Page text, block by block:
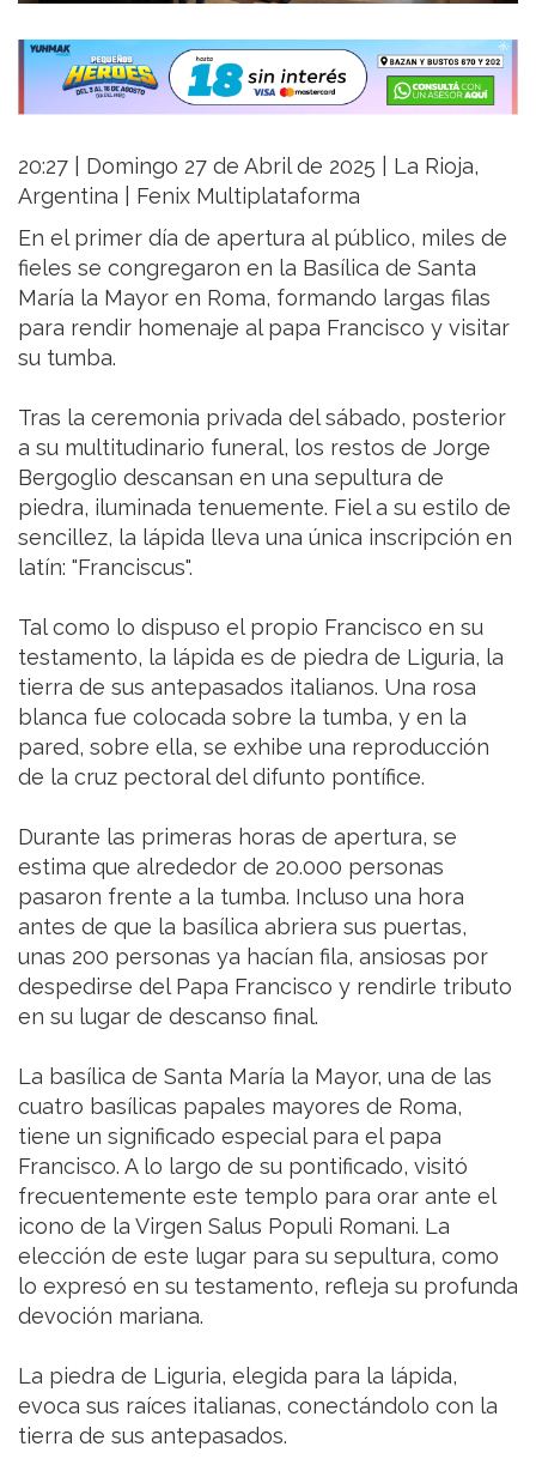
20:27 | Domingo 27 de Abril de 2025 | La Rioja,
Argentina | Fenix Multiplataforma
En el primer día de apertura al público, miles de
fieles se congregaron en la Basílica de Santa
María la Mayor en Roma, formando largas filas
para rendir homenaje al papa Francisco y visitar
su tumba.
Tras la ceremonia privada del sábado, posterior
a su multitudinario funeral, los restos de Jorge
Bergoglio descansan en una sepultura de
piedra, iluminada tenuemente. Fiel a su estilo de
sencillez, la lápida lleva una única inscripción en
latín: "Franciscus".
Tal como lo dispuso el propio Francisco en su
testamento, la lápida es de piedra de Liguria, la
tierra de sus antepasados italianos. Una rosa
blanca fue colocada sobre la tumba, y en la
pared, sobre ella, se exhibe una reproducción
de la cruz pectoral del difunto pontífice.
Durante las primeras horas de apertura, se
estima que alrededor de 20.000 personas
pasaron frente a la tumba. Incluso una hora
antes de que la basílica abriera sus puertas,
unas 200 personas ya hacían fila, ansiosas por
despedirse del Papa Francisco y rendirle tributo
en su lugar de descanso final.
La basílica de Santa María la Mayor, una de las
cuatro basílicas papales mayores de Roma,
tiene un significado especial para el papa
Francisco. A lo largo de su pontificado, visitó
frecuentemente este templo para orar ante el
icono de la Virgen Salus Populi Romani. La
elección de este lugar para su sepultura, como
lo expresó en su testamento, refleja su profunda
devoción mariana.
La piedra de Liguria, elegida para la lápida,
evoca sus raíces italianas, conectándolo con la
tierra de sus antepasados.